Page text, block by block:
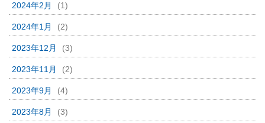
2024年2月 (1)
2024年1月 (2)
2023年12月 (3)
2023年11月 (2)
2023年9月 (4)
2023年8月 (3)